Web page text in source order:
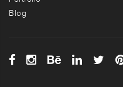
Blog